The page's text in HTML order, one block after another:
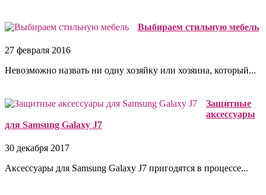
Выбираем стильную мебель
27 февраля 2016
Невозможно назвать ни одну хозяйку или хозяина, который...
Защитные
аксессуары
для Samsung Galaxy J7
30 декабря 2017
Аксессуары для Samsung Galaxy J7 пригодятся в процессе...